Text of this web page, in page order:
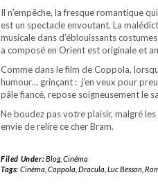
Il n’empêche, la fresque romantique
est un spectacle envoutant. La
musicale dans d’éblouissants
a composé en Orient est originale et
Comme dans le film de Coppola,
humour… grinçant : j’en veux pour
pâle fiancé, repose soigneusement le
Ne boudez pas votre plaisir, malgré
envie de relire ce cher Bram.
Filed Under:Blog, Cinéma
Tags: Cinéma Coppola Dracula Luc Besson,